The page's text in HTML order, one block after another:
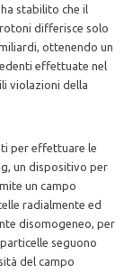
stabilito che il
differisce solo
ottenendo un
effettuate nel
violazioni della
per effettuare le
un dispositivo per
un campo
radialmente ed
disomogeneo, per
seguono
del campo